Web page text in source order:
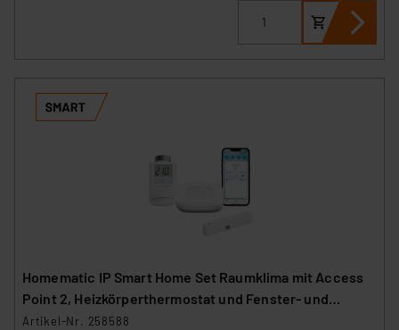
Homematic IP Smart Home Set Raumklima mit Access
Point 2, Heizkörperthermostat und Fenster- und
Türkontakt
Artikel-Nr. 258588